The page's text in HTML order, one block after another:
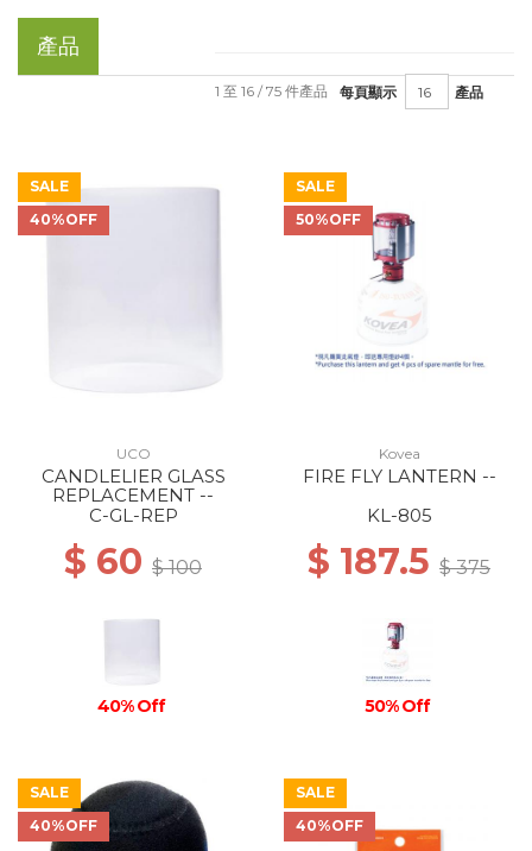
產品
每頁顯示 產品
1 至 16 / 75 件產品
SALE
40%OFF
UCO
CANDLELIER GLASS
REPLACEMENT --
C-GL-REP
$ 60 $ 100
40% Off
SALE
50%OFF
Kovea
FIRE FLY LANTERN --
KL-805
$ 187.5 $ 375
50% Off
SALE
40%OFF
SALE
40%OFF